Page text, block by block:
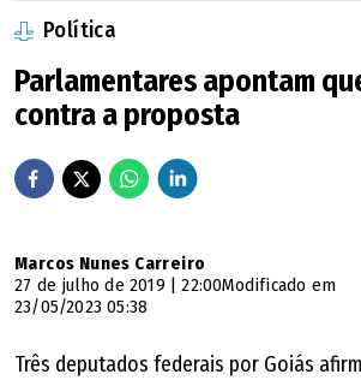
Política
Parlamentares apontam
contra a proposta
Marcos Nunes Carreiro
27 de julho de 2019 | 22:00Modificado em
23/05/2023 05:38
Três deputados federais por Goiás